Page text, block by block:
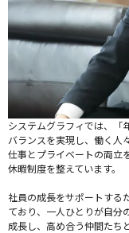
システムグラフィでは、「
バランスを実現し、働く人
仕事とプライベートの両立
休暇制度を整えています。
社員の成長をサポートする
ており、一人ひとりが自分
成長し、高め合う仲間たち